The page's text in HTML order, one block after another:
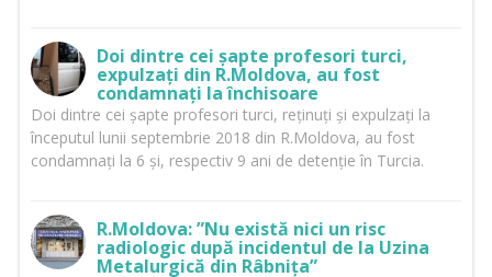
Doi dintre cei șapte profesori turci,
expulzați din R.Moldova, au fost
condamnați la închisoare
Doi dintre cei șapte profesori turci, reținuți și expulzați la
începutul lunii septembrie 2018 din R.Moldova, au fost
condamnați la 6 și, respectiv 9 ani de detenție în Turcia.
R.Moldova: ”Nu există nici un risc
radiologic după incidentul de la Uzina
Metalurgică din Râbnița”